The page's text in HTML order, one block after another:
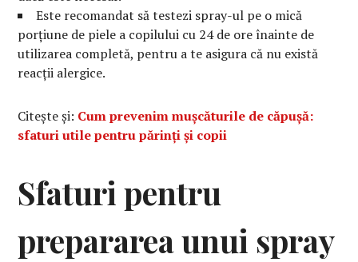
Este recomandat să testezi spray-ul pe o mică
porțiune de piele a copilului cu 24 de ore înainte de
utilizarea completă, pentru a te asigura că nu există
reacții alergice.
Citește și: Cum prevenim mușcăturile de căpușă:
sfaturi utile pentru părinți și copii
Sfaturi pentru
prepararea unui spray